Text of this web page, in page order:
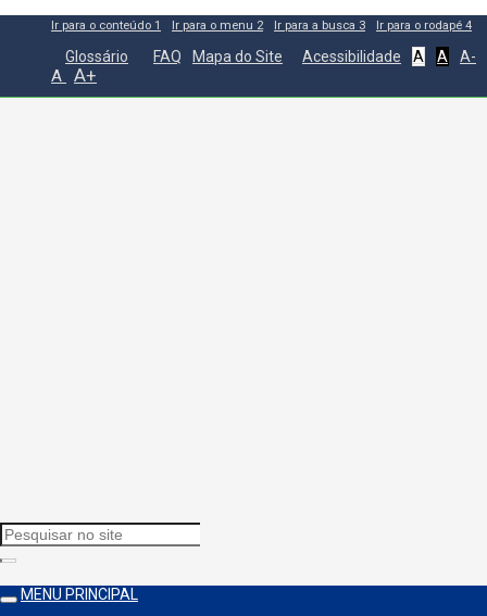
Ir para o conteúdo 1 Ir para o menu 2 Ir para a busca 3 Ir para o rodapé 4
Glossário FAQ Mapa do Site Acessibilidade A A A-
A A+
MENU PRINCIPAL